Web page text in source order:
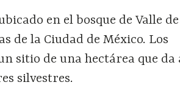
en el bosque de Valle
de la Ciudad de México. Los
sitio de una hectárea que da
silvestres.